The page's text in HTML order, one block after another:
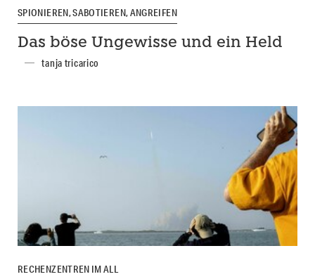
SPIONIEREN, SABOTIEREN, ANGREIFEN
Das böse Ungewisse und ein Held
tanja tricarico
RECHENZENTREN IM ALL